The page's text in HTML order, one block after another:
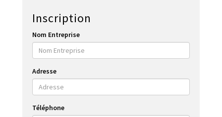
Inscription
Nom Entreprise
Adresse
Téléphone